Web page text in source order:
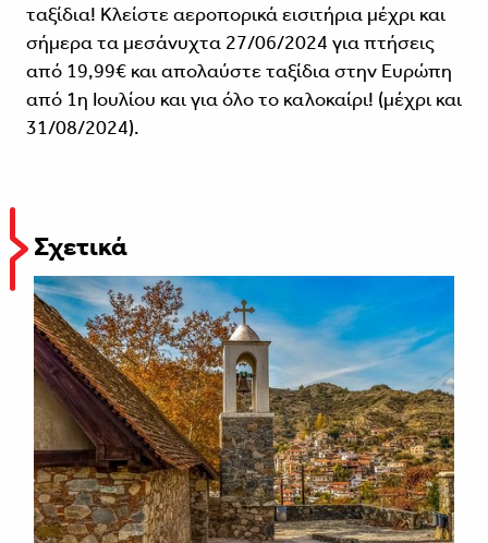
ταξίδια! Κλείστε αεροπορικά εισιτήρια μέχρι και
σήμερα τα μεσάνυχτα 27/06/2024 για πτήσεις
από 19,99€ και απολαύστε ταξίδια στην Ευρώπη
από 1η Ιουλίου και για όλο το καλοκαίρι! (μέχρι και
31/08/2024).
Σχετικά